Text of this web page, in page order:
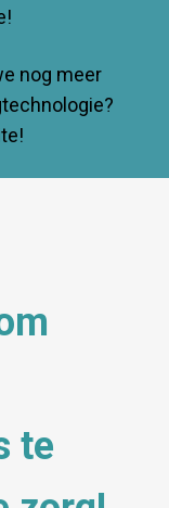
nog meer
te